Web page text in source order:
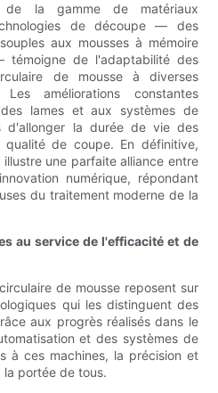
de la gamme de matériaux
de découpe — des
aux mousses à mémoire
de l'adaptabilité des
de mousse à diverses
Les améliorations constantes
lames et aux systèmes de
d'allonger la durée de vie des
de coupe. En définitive,
une parfaite alliance entre
numérique, répondant
du traitement moderne de la
au service de l'efficacité et de
de mousse reposent sur
qui les distinguent des
aux progrès réalisés dans le
et des systèmes de
à ces machines, la précision et
portée de tous.